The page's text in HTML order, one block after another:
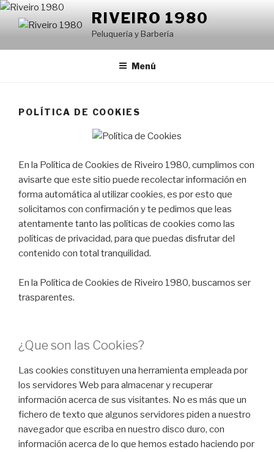
Saltar
RIVEIRO 1980
Peluquería y Barbería
Menú
POLÍTICA DE COOKIES
En la Política de Cookies de Riveiro 1980, cumplimos con
avisarte que este sitio puede recolectar información en
forma automática al utilizar cookies, es por esto que
solicitamos con confirmación y te pedimos que leas
atentamente tanto las políticas de cookies como las
políticas de privacidad, para que puedas disfrutar del
contenido con total tranquilidad.
En la Política de Cookies de Riveiro 1980, buscamos ser
trasparentes.
¿Que son las Cookies?
Las cookies constituyen una herramienta empleada por
los servidores Web para almacenar y recuperar
información acerca de sus visitantes. No es más que un
fichero de texto que algunos servidores piden a nuestro
navegador que escriba en nuestro disco duro, con
información acerca de lo que hemos estado haciendo por